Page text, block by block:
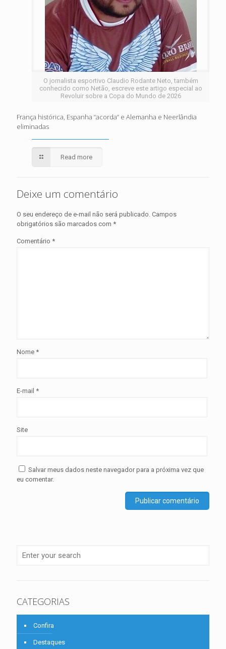
O jornalista esportivo Claudio Rodante Neto, também
conhecido como Netão, escreve este artigo especial ao
Revoluir sobre a Copa do Mundo de 2026
França histórica, Espanha “acorda” e Alemanha e Neerlândia
eliminadas
Read more
Deixe um comentário
O seu endereço de e-mail não será publicado. Campos
obrigatórios são marcados com *
Comentário *
Nome *
E-mail *
Site
Salvar meus dados neste navegador para a próxima vez que
eu comentar.
CATEGORIAS
Confira
Destaques